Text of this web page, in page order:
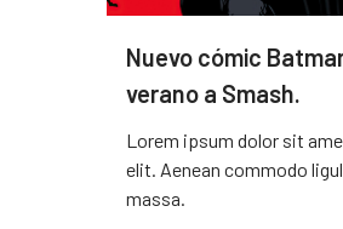
Nuevo cómic
verano a Smash.
Lorem ipsum dolor sit
elit. Aenean commodo
massa.